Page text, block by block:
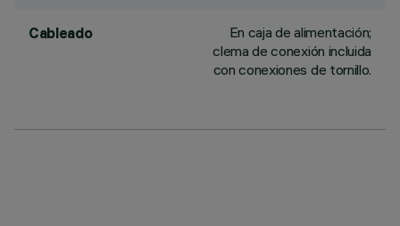
Cableado
En caja de alimentación;
clema de conexión incluida
con conexiones de tornillo.